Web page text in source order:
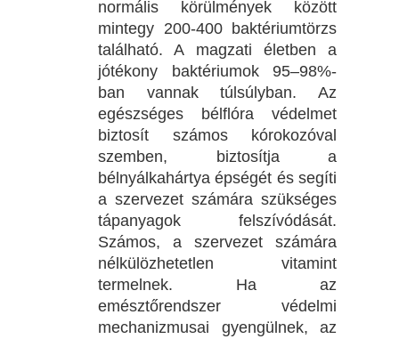
normális körülmények között
mintegy 200-400 baktériumtörzs
található. A magzati életben a
jótékony baktériumok 95‒98%-
ban vannak túlsúlyban. Az
egészséges bélflóra védelmet
biztosít számos kórokozóval
szemben, biztosítja a
bélnyálkahártya épségét és segíti
a szervezet számára szükséges
tápanyagok felszívódását.
Számos, a szervezet számára
nélkülözhetetlen vitamint
termelnek. Ha az
emésztőrendszer védelmi
mechanizmusai gyengülnek, az